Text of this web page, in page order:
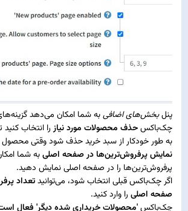
پنلبخش‌های اضافیبه شما امکان می‌دهد
چک‌باکسحذف محصولات مورد نیازرا انتخاب
به طور خودکار از سبد خرید حذف شود وقتی
نمایش پرفروش‌ترین‌ها در صفحه اصلیبه شما
پرفروش‌ترین‌ها را در صفحه اصلی نمایش دهید.
اگر چک‌باکس قبلی انتخاب شود، می‌توانیدتعداد
صفحه اصلی را وارد کنید.
چک‌باکس'محصولات خریداری شده دیگر' فعال